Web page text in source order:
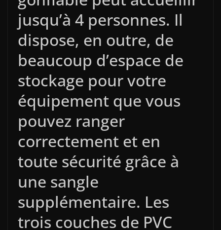
jusqu’à 4 personnes. Il
dispose, en outre, de
beaucoup d’espace de
stockage pour votre
équipement que vous
pouvez ranger
correctement et en
toute sécurité grâce à
une sangle
supplémentaire. Les
trois couches de PVC